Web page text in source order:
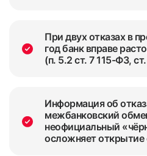
При двух отказах в
год банк вправе
(п. 5.2 ст. 7 115-ФЗ,
Информация об
межбанковский
неофициальный
осложняет открытие